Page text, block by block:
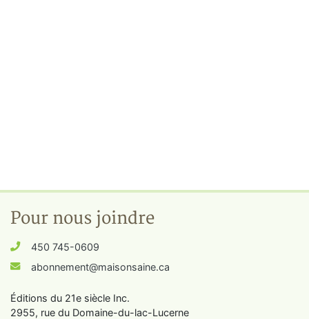
Pour nous joindre
450 745-0609
abonnement@maisonsaine.ca
Éditions du 21e siècle Inc.
2955, rue du Domaine-du-lac-Lucerne